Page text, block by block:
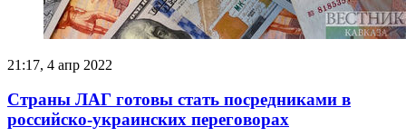
21:17, 4 апр 2022
Страны ЛАГ готовы стать посредниками в
российско-украинских переговорах